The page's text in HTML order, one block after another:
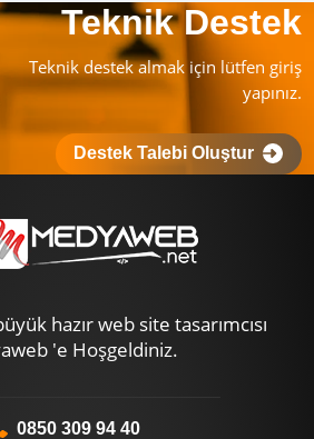
Teknik Destek
Teknik destek almak için lütfen giriş
yapınız.
Destek Talebi Oluştur
hazır web site tasarımcısı
'e Hoşgeldiniz.
0850 309 94 40